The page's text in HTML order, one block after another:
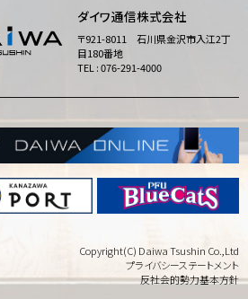
ダイワ通信株式会社
〒921-8011 石川県金沢市入江2丁
目180番地
TEL : 076-291-4000
Copyright(C) Daiwa Tsushin Co.,Ltd
プライバシーステートメント
反社会的勢力基本方針